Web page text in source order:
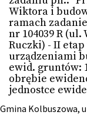
Wiktora i
ramach
nr 104039 R
Ruczki) - II
urządzeniami
ewid. gruntów:
obrębie
jednostce
Gmina Kolbuszowa,